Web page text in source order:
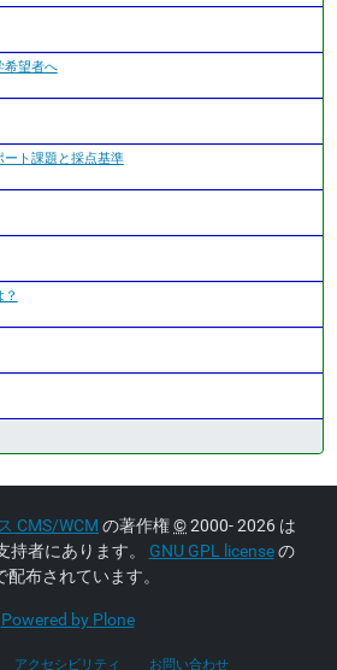
希望者へ
ト課題と採点基準
CMS/WCM の著作権©2000- 2026 は
持者にあります。 GNU GPL licenseの
配布されています。
Powered by Plone
アクセシビリティ お問い合わせ